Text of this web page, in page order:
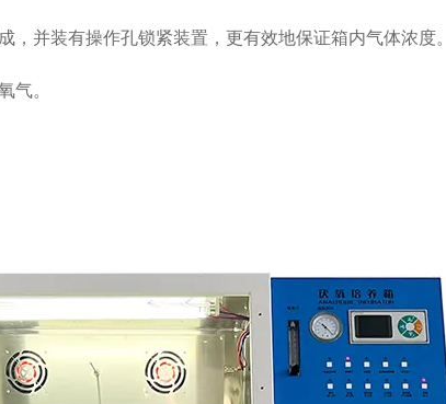
，并装有操作孔锁紧装置，更有效地保证箱内气体浓度。
气。